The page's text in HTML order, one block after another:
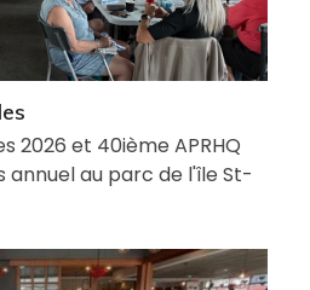
2026 et 40ième APRHQ
annuel au parc de l'île St-